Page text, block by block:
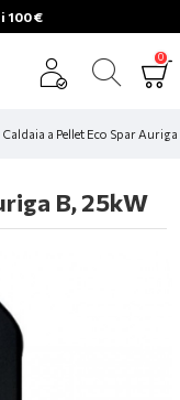
100 €
0
Caldaia a Pellet Eco Spar
B, 25kW